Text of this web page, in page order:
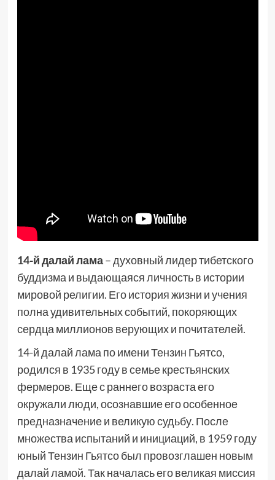
14-й далай лама– духовный лидер тибетского
буддизма и выдающаяся личность в истории
мировой религии. Его история жизни и учения
полна удивительных событий, покоряющих
сердца миллионов верующих и почитателей.
14-й далай лама по имени Тензин Гьятсо,
родился в 1935 году в семье крестьянских
фермеров. Еще с раннего возраста его
окружали люди, осознавшие его особенное
предназначение и великую судьбу. После
множества испытаний и инициаций, в 1959 году
юный Тензин Гьятсо был провозглашен новым
далай ламой. Так началась его великая миссия